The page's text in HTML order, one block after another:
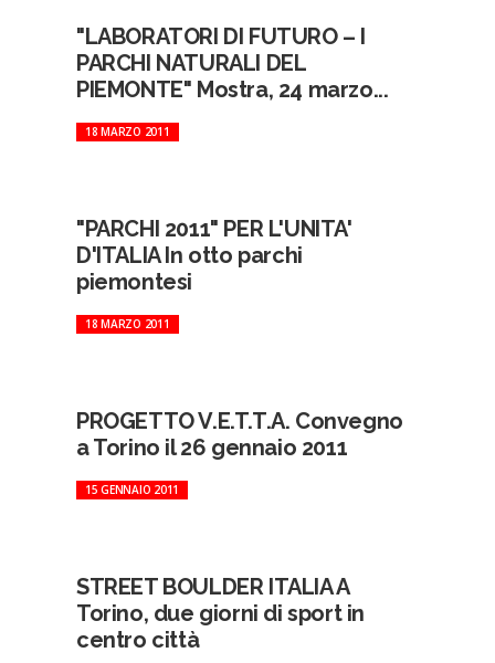
"LABORATORI DI FUTURO – I
PARCHI NATURALI DEL
PIEMONTE" Mostra, 24 marzo...
18 MARZO 2011
"PARCHI 2011" PER L'UNITA'
D'ITALIA In otto parchi
piemontesi
18 MARZO 2011
PROGETTO V.E.T.T.A. Convegno
a Torino il 26 gennaio 2011
15 GENNAIO 2011
STREET BOULDER ITALIA A
Torino, due giorni di sport in
centro città